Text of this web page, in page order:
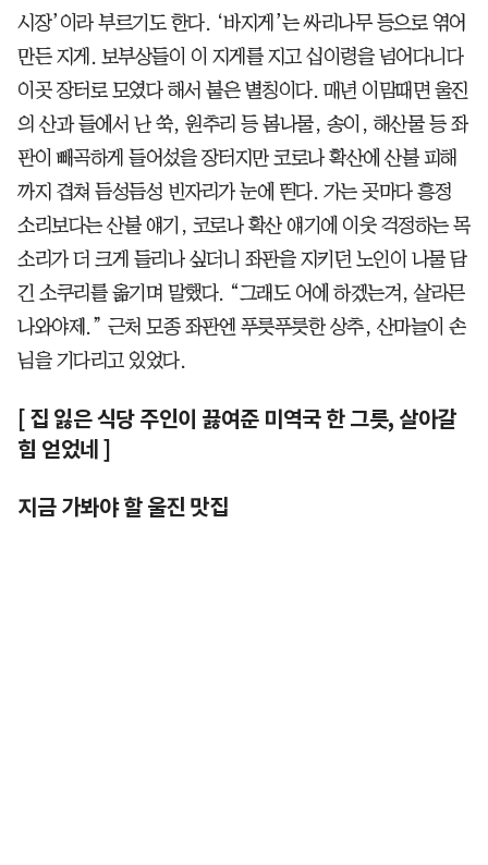
시장’이라 부르기도 한다. ‘바지게’는 싸리나무 등으로 엮어
만든 지게. 보부상들이 이 지게를 지고 십이령을 넘어다니다
이곳 장터로 모였다 해서 붙은 별칭이다. 매년 이맘때면 울진
의 산과 들에서 난 쑥, 원추리 등 봄나물, 송이, 해산물 등 좌
판이 빼곡하게 들어섰을 장터지만 코로나 확산에 산불 피해
까지 겹쳐 듬성듬성 빈자리가 눈에 띈다. 가는 곳마다 흥정
소리보다는 산불 얘기, 코로나 확산 얘기에 이웃 걱정하는 목
소리가 더 크게 들리나 싶더니 좌판을 지키던 노인이 나물 담
긴 소쿠리를 옮기며 말했다. “그래도 어에 하겠는겨, 살라믄
나와야제.” 근처 모종 좌판엔 푸릇푸릇한 상추, 산마늘이 손
님을 기다리고 있었다.
[ 집 잃은 식당 주인이 끓여준 미역국 한 그릇, 살아갈
힘 얻었네 ]
지금 가봐야 할 울진 맛집